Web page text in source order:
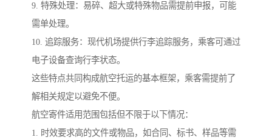
9. 特殊处理：易碎、超大或特殊物品需提前申报，可能
需单处理。
10. 追踪服务：现代机场提供行李追踪服务，乘客可通过
电子设备查询行李状态。
这些特点共同构成航空托运的基本框架，乘客需提前了
解相关规定以避免不便。
航空寄件适用范围包括但不限于以下情况：
1. 时效要求高的文件或物品，如合同、标书、样品等需